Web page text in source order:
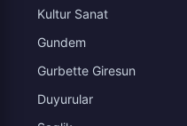
Doğal Taşlı Takı
Önemli Madde
Doğal taşlar, takı